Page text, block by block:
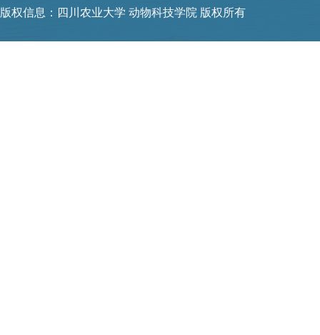
版权信息：四川农业大学 动物科技学院 版权所有